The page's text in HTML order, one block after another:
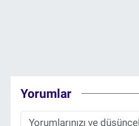
Yorumlar